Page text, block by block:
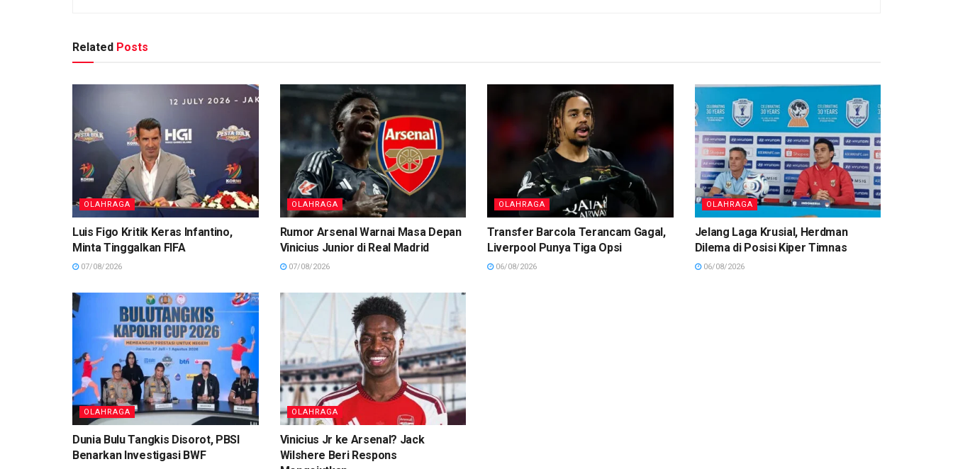
Related Posts
OLAHRAGA
Luis Figo Kritik Keras Infantino,
Minta Tinggalkan FIFA
07/08/2026
OLAHRAGA
Rumor Arsenal Warnai Masa Depan
Vinicius Junior di Real Madrid
07/08/2026
OLAHRAGA
Transfer Barcola Terancam Gagal,
Liverpool Punya Tiga Opsi
06/08/2026
OLAHRAGA
Jelang Laga Krusial, Herdman
Dilema di Posisi Kiper Timnas
06/08/2026
OLAHRAGA
Dunia Bulu Tangkis Disorot, PBSI
Benarkan Investigasi BWF
OLAHRAGA
Vinicius Jr ke Arsenal? Jack
Wilshere Beri Respons